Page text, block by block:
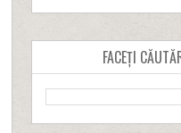
FACEȚI